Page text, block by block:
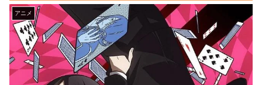
てしまう…
磁気嵐、地球由来のイオンが
主導…JAXAの衛星「あらせ」
が観測！
舌を絡ませて、唾液交換して
韓国人「熊本地震で見る日本
の土木技術の完全勝利をご覧く
ださい」→「これはすごいわ」
「こういうのを見ると日本人は
何か適当に作る感じがしな
アニメ